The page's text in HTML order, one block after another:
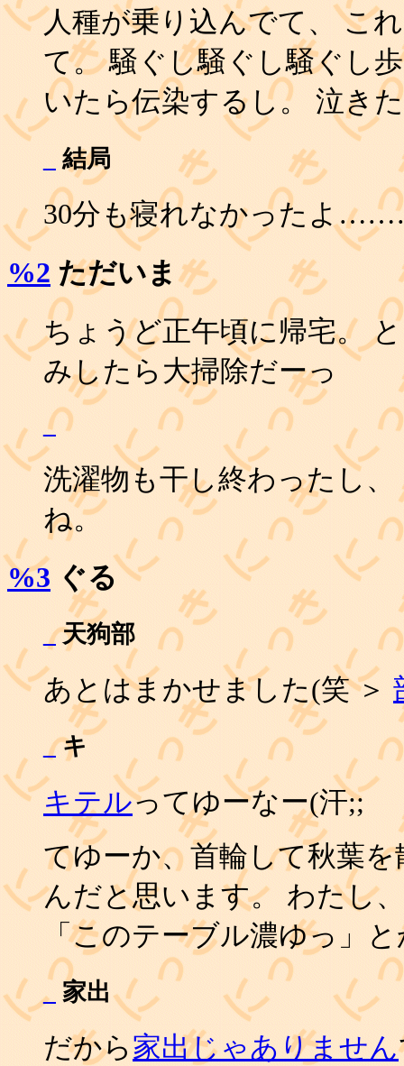
人種が乗り込んでて、 こ
て。 騒ぐし騒ぐし騒ぐし
いたら伝染するし。 泣き
結局
30分も寝れなかったよ
%2 ただいま
ちょうど正午頃に帰宅。
みしたら大掃除だーっ
_
洗濯物も干し終わったし
ね。
%3 ぐる
_天狗部
あとはまかせました(笑 ＞
_キ
キテルってゆーなー(汗;;
てゆーか、首輪して秋葉
んだと思います。 わたし
「このテーブル濃ゆっ」
_ 家出
だから家出じゃありません